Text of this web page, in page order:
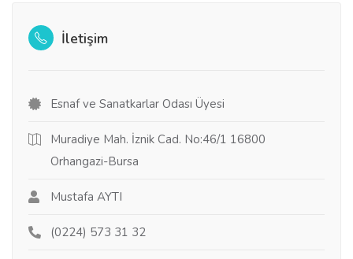
İletişim
Esnaf ve Sanatkarlar Odası Üyesi
Muradiye Mah. İznik Cad. No:46/1 16800
Orhangazi-Bursa
Mustafa AYTI
(0224) 573 31 32